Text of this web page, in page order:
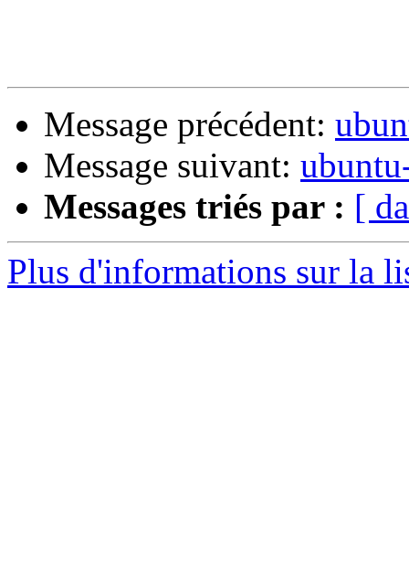
Message précédent:
Message suivant:
Messages triés par : [
Plus d'informations sur la